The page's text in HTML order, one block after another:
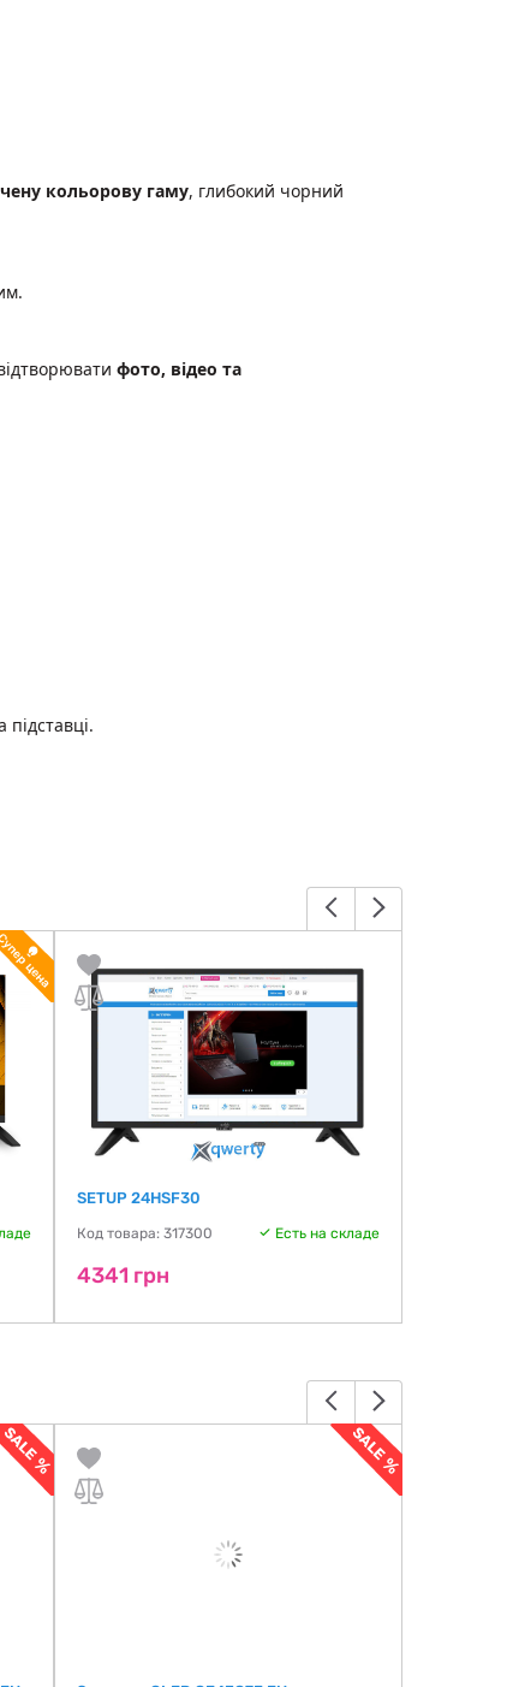
кольорову гаму, глибокий чорний
фото, відео та
SETUP 24HSF30
Код товара: 317300 Есть на складе
4341 грн